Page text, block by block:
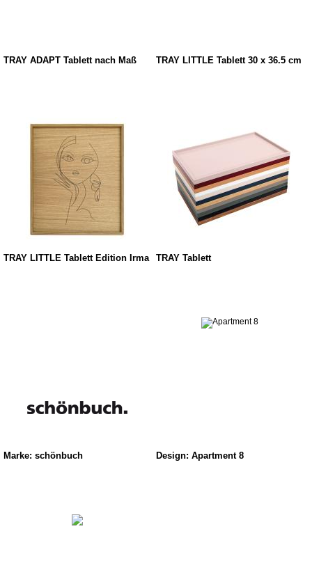
TRAY ADAPT Tablett nach Maß TRAY LITTLE Tablett 30 x 36.5 cm
TRAY LITTLE Tablett Edition Irma TRAY Tablett
Marke: schönbuch Design: Apartment 8